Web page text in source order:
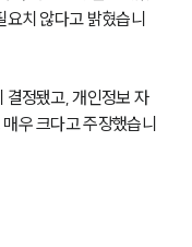
치 않다고 밝혔습니
결정됐고, 개인정보 자
우 크다고 주장했습니